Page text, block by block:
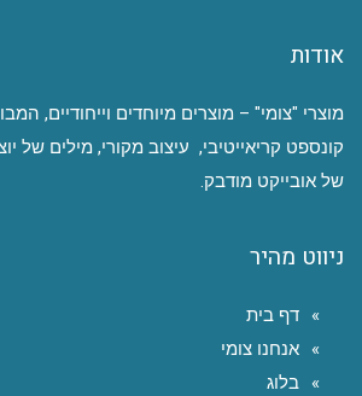
אודות
מוצרי "צומי" – מוצרים מיוחדים וייחודיים,
קונספט קריאייטיבי, עיצוב מקורי, מילים של
של אובייקט מודבק.
ניווט מהיר
דף בית
אנחנו צומי
בלוג